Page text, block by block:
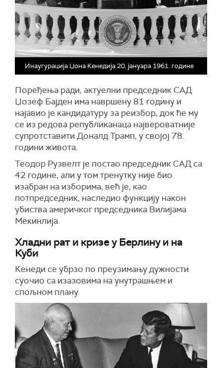
Инаугурација Џона Кенедија 20. јануара 1961. године
Поређења ради, актуелни председник САД
Џозеф Бајден има навршену 81 годину и
најавио је кандидатуру за реизбор, док ће му
се из редова републиканаца највероватније
супротставити Доналд Трамп, у својој 78.
години живота.
Теодор Рузвелт је постао председник САД са
42 године, али у том тренутку није био
изабран на изборима, већ је, као
потпредседник, наследио функцију након
убиства америчког председника Вилијама
Мекинлија.
Хладни рат и кризе у Берлину и на
Куби
Кенеди се убрзо по преузимању дужности
суочио са изазовима на унутрашњем и
спољном плану.